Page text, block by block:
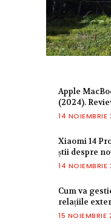
Apple
(2024).
14 NOIEMBRIE
Xiaomi 14
știi despre
14 NOIEMBRIE
Cum va
relațiile
15 NOIEMBRIE